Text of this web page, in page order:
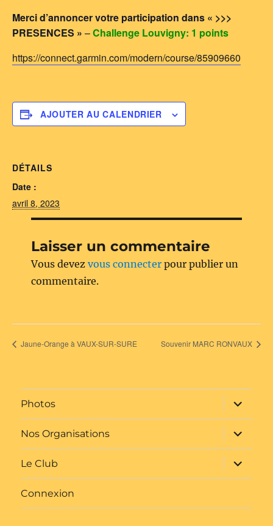
Merci d’annoncer votre participation dans « >>>
PRESENCES » –Challenge Louvigny: 1 points
https://connect.garmin.com/modern/course/85909660
AJOUTER AU CALENDRIER
DÉTAILS
Date :
avril 8, 2023
Laisser un commentaire
Vous devezvous connecter pour publier un
commentaire.
Jaune-Orange à VAUX-SUR-SURE Souvenir MARC RONVAUX
Photos
ouvrir
le
sous-
menu
Nos Organisations
ouvrir
le
sous-
menu
Le Club
ouvrir
le
sous-
Connexion